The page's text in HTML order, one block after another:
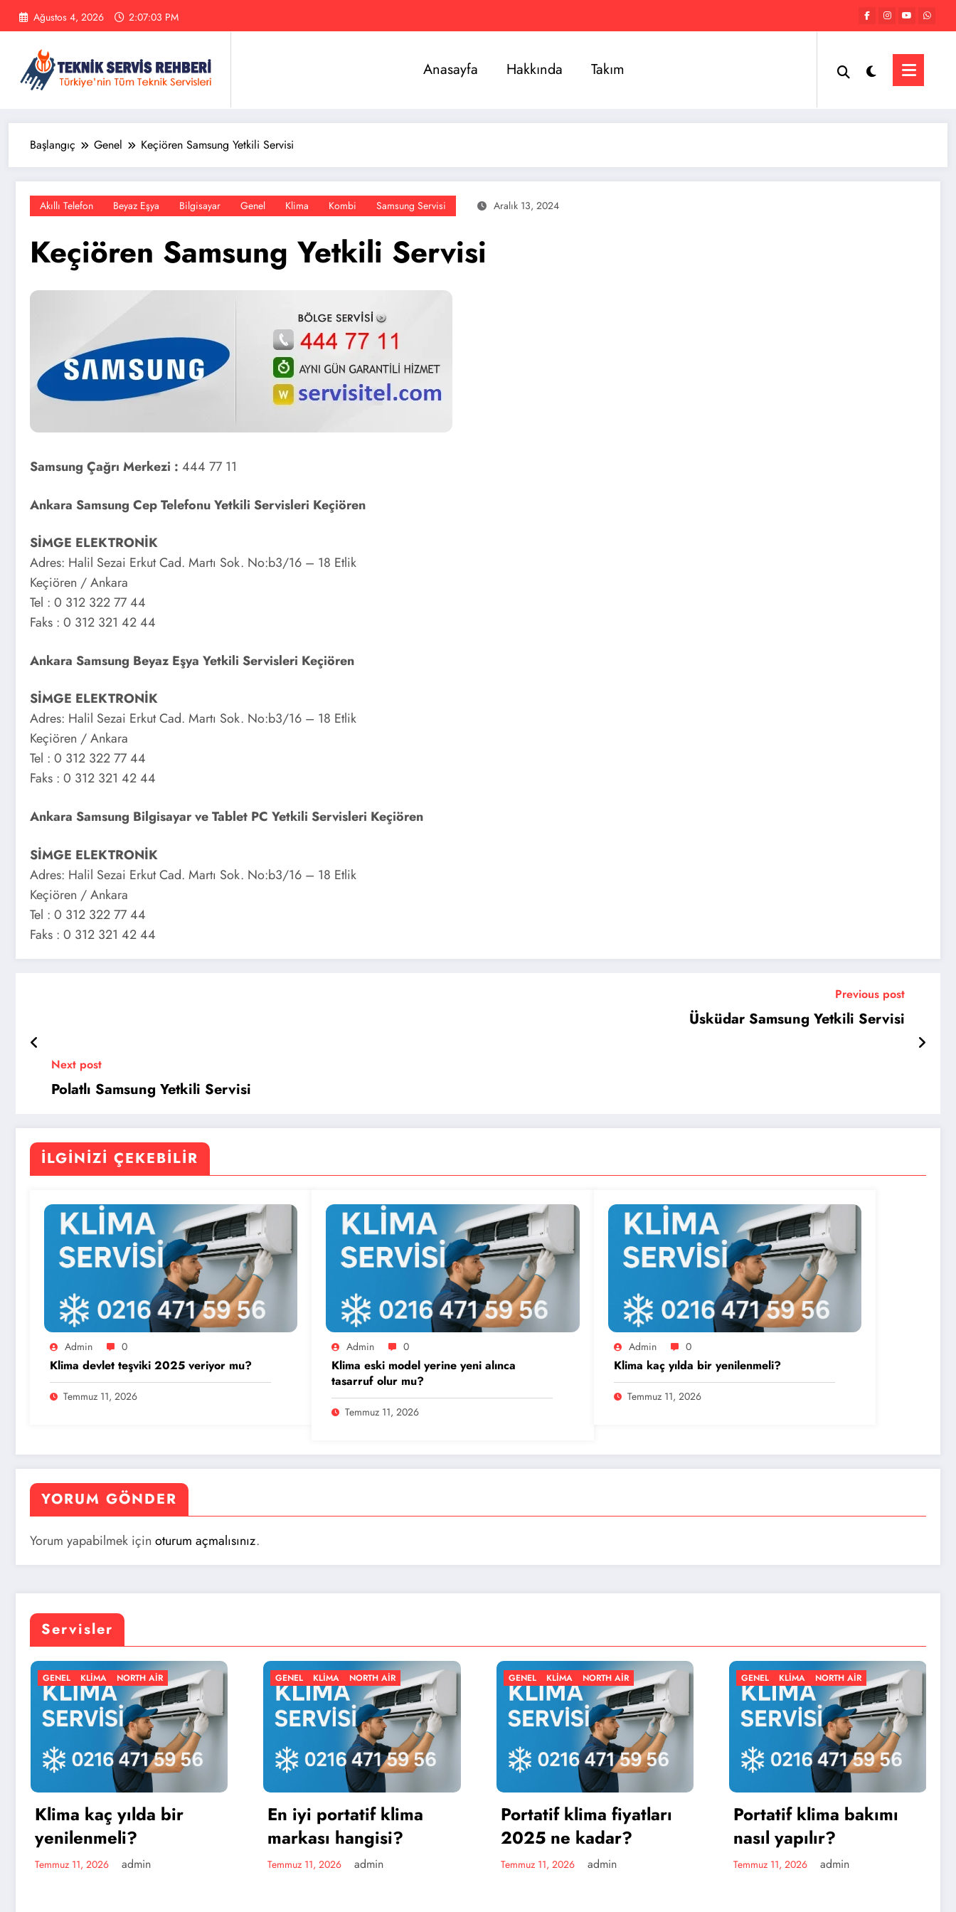
İçeriğe
Ağustos 4, 2026 2:07:03 PM
Anasayfa Hakkında Takım
Başlangıç Genel Keçiören Samsung Yetkili Servisi
Akıllı Telefon Beyaz Eşya Bilgisayar Genel Klima Kombi Samsung Servisi Aralık 13, 2024
Keçiören Samsung Yetkili Servisi
Samsung Çağrı Merkezi : 444 77 11
Ankara Samsung Cep Telefonu Yetkili Servisleri Keçiören
SİMGE ELEKTRONİK
Adres: Halil Sezai Erkut Cad. Martı Sok. No:b3/16 – 18 Etlik
Keçiören / Ankara
Tel : 0 312 322 77 44
Faks : 0 312 321 42 44
Ankara Samsung Beyaz Eşya Yetkili Servisleri Keçiören
SİMGE ELEKTRONİK
Adres: Halil Sezai Erkut Cad. Martı Sok. No:b3/16 – 18 Etlik
Keçiören / Ankara
Tel : 0 312 322 77 44
Faks : 0 312 321 42 44
Ankara Samsung Bilgisayar ve Tablet PC Yetkili Servisleri Keçiören
SİMGE ELEKTRONİK
Adres: Halil Sezai Erkut Cad. Martı Sok. No:b3/16 – 18 Etlik
Keçiören / Ankara
Tel : 0 312 322 77 44
Faks : 0 312 321 42 44
Previous post
Üsküdar Samsung Yetkili Servisi
Next post
Polatlı Samsung Yetkili Servisi
İLGINIZI ÇEKEBILIR
Admin 0
Klima devlet teşviki 2025 veriyor mu?
Temmuz 11, 2026
Admin 0
Klima eski model yerine yeni alınca
tasarruf olur mu?
Temmuz 11, 2026
Admin 0
Klima kaç yılda bir yenilenmeli?
Temmuz 11, 2026
YORUM GÖNDER
Yorum yapabilmek için oturum açmalısınız.
Servisler
bir
GENEL KLIMA NORTH AIR
En iyi portatif klima
markası hangisi?
Temmuz 11, 2026
GENEL KLIMA NORTH AIR
Portatif klima fiyatları
2025 ne kadar?
Temmuz 11, 2026
GENEL KLIMA NORTH AIR
Portatif klima bakımı
nasıl yapılır?
Temmuz 11, 2026
GENEL KLIMA NORTH AIR